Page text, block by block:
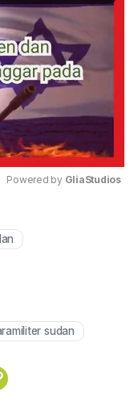
Powered by GliaStudios
sudan